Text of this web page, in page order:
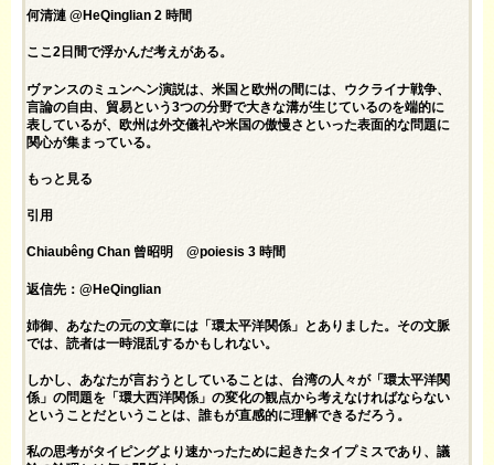
何清漣 @HeQinglian 2 時間
ここ2日間で浮かんだ考えがある。
ヴァンスのミュンヘン演説は、米国と欧州の間には、ウクライナ戦争、
言論の自由、貿易という3つの分野で大きな溝が生じているのを端的に
表しているが、欧州は外交儀礼や米国の傲慢さといった表面的な問題に
関心が集まっている。
もっと見る
引用
Chiaubêng Chan 曾昭明 @poiesis 3 時間
返信先：@HeQinglian
姉御、あなたの元の文章には「環太平洋関係」とありました。その文脈
では、読者は一時混乱するかもしれない。
しかし、あなたが言おうとしていることは、台湾の人々が「環太平洋関
係」の問題を「環大西洋関係」の変化の観点から考えなければならない
ということだということは、誰もが直感的に理解できるだろう。
私の思考がタイピングより速かったために起きたタイプミスであり、議